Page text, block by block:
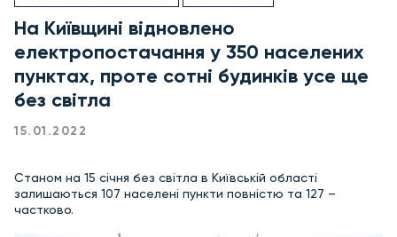
На Київщині відновлено
електропостачання у 350 населених
пунктах, проте сотні будинків усе ще
без світла
15.01.2022
Станом на 15 січня без світла в Київській області
залишаються 107 населені пункти повністю та 127 –
частково.